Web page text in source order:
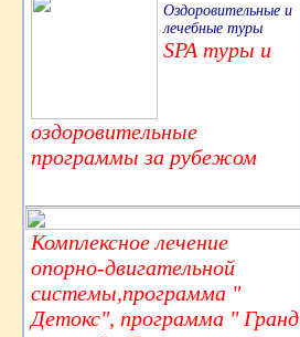
Оздоровительные и
лечебные туры
SPA туры и
оздоровительные
программы за рубежом
Комплексное лечение
опорно-двигательной
системы,программа "
Детокс", программа " Гранд